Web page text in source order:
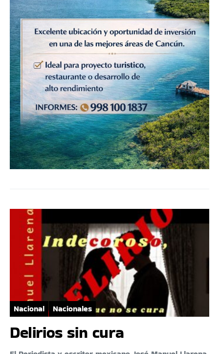
Nacional Nacionales
Delirios sin cura